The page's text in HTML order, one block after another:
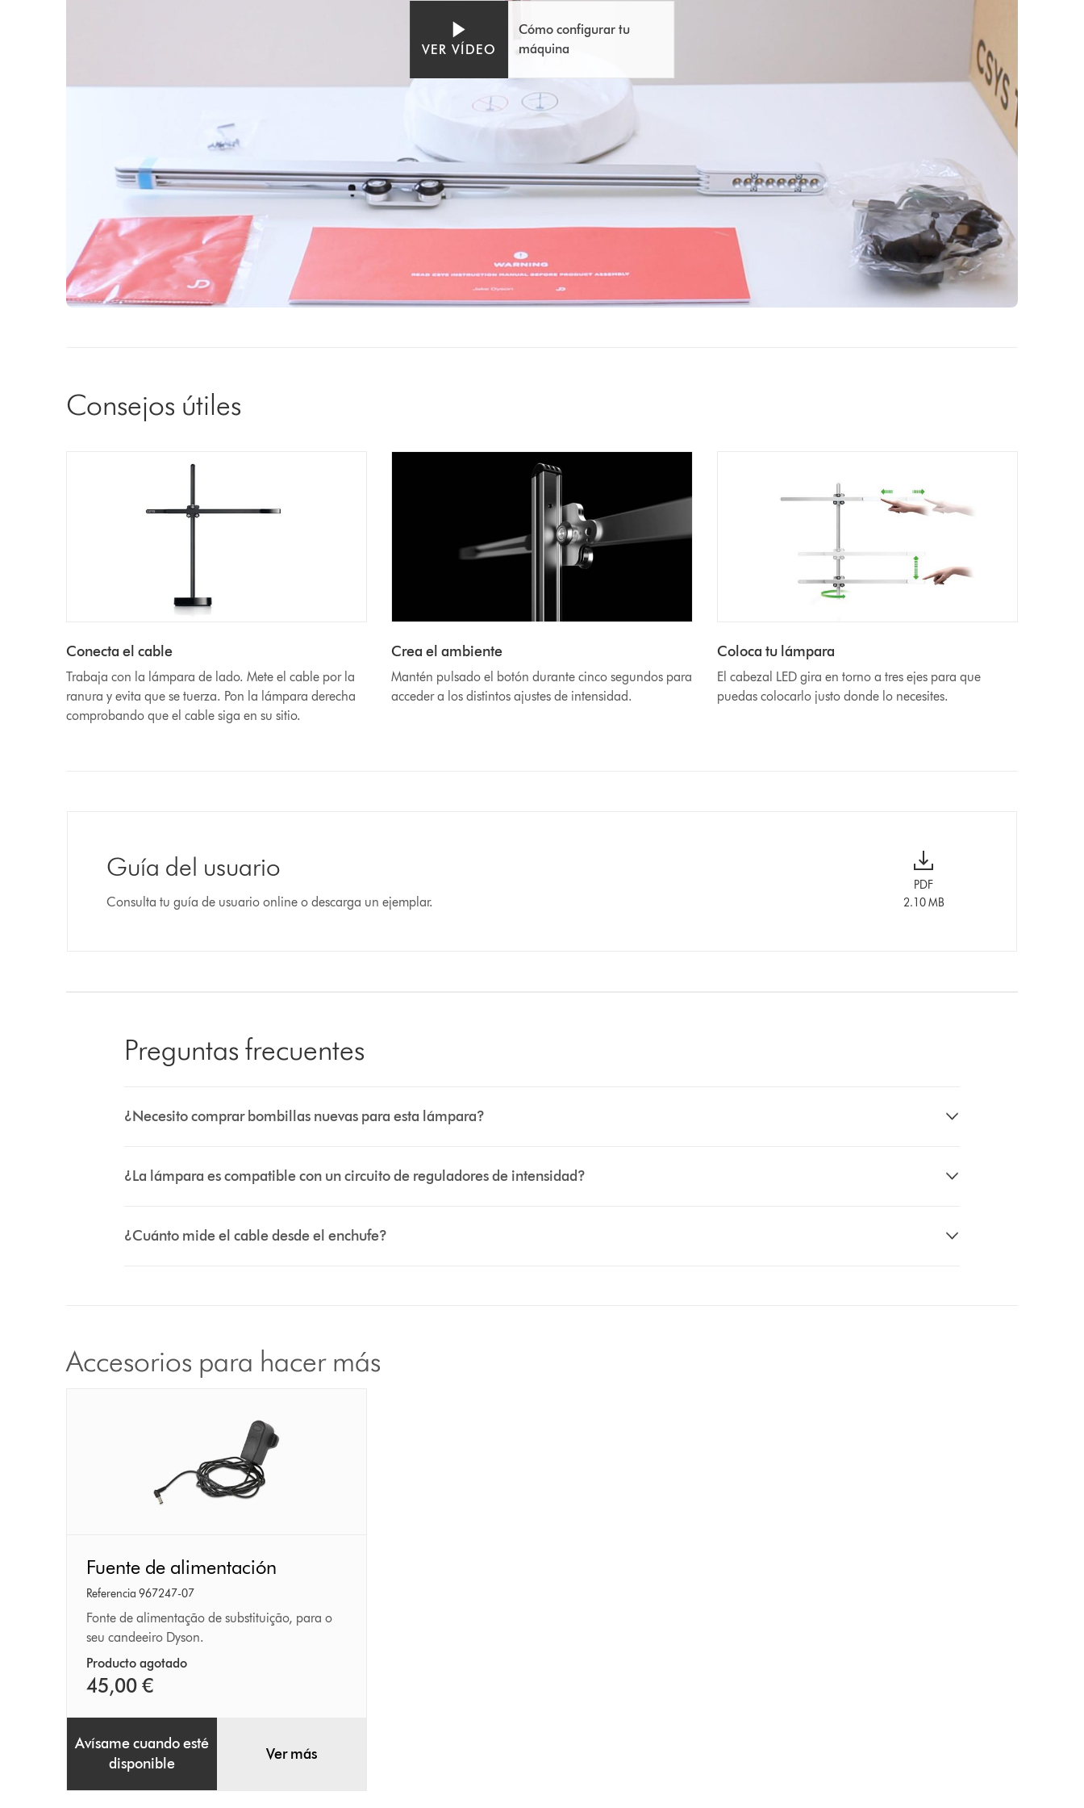
VER VÍDEO
Cómo configurar tu
máquina
Consejos útiles
Conecta el cable
Trabaja con la lámpara de lado. Mete el cable por la
ranura y evita que se tuerza. Pon la lámpara derecha
comprobando que el cable siga en su sitio.
Crea el ambiente
Mantén pulsado el botón durante cinco segundos para
acceder a los distintos ajustes de intensidad.
Coloca tu lámpara
El cabezal LED gira en torno a tres ejes para que
puedas colocarlo justo donde lo necesites.
Guía del usuario
Consulta tu guía de usuario online o descarga un ejemplar.
PDF
2.10 MB
Preguntas frecuentes
¿Necesito comprar bombillas nuevas para esta lámpara?
¿La lámpara es compatible con un circuito de reguladores de intensidad?
¿Cuánto mide el cable desde el enchufe?
Accesorios para hacer más
de
alimentación
Fuente de alimentación
Referencia 967247-07
Fonte de alimentação de substituição, para o
seu candeeiro Dyson.
Producto agotado
45,00 €
Avísame cuando esté
disponible
Ver más